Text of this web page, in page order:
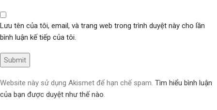
Lưu tên của tôi, email, và trang web trong trình duyệt này cho lần
bình luận kế tiếp của tôi.
Website này sử dụng Akismet để hạn chế spam. Tìm hiểu bình luận
của bạn được duyệt như thế nào.